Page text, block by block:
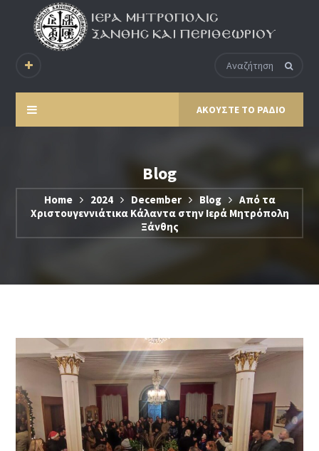
ΑΚΟΥΣΤΕ ΤΟ ΡΑΔΙΟ
Blog
Home 2024 December Blog
Από τα
Χριστουγεννιάτικα Κάλαντα στην Ιερά Μητρόπολη
Ξάνθης